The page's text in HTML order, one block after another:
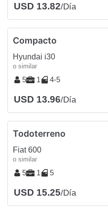
USD 13.82/Día
Compacto
Hyundai i30
o similar
5 1 4-5
USD 13.96/Día
Todoterreno
Fiat 600
o similar
5 1 5
USD 15.25/Día